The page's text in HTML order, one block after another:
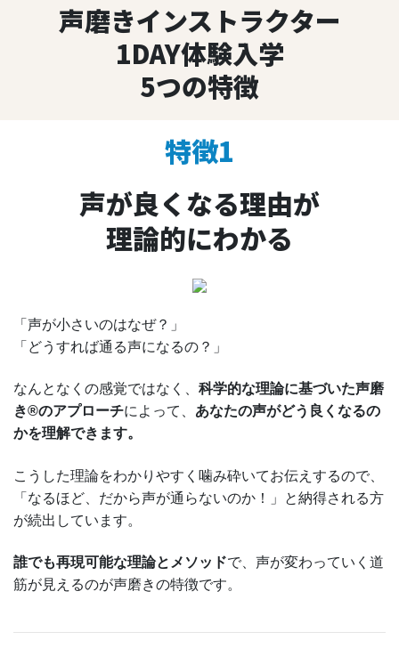
声磨きインストラクター
1DAY体験入学
5つの特徴
特徴1
声が良くなる理由が
理論的にわかる
「声が小さいのはなぜ？」
「どうすれば通る声になるの？」
なんとなくの感覚ではなく、 科学的な理論に基づいた声磨
き®のアプローチによって、 あなたの声がどう良くなるの
かを理解できます。
こうした理論をわかりやすく噛み砕いてお伝えするので、
「なるほど、だから声が通らないのか！」と納得される方
が続出しています。
誰でも再現可能な理論とメソッドで、声が変わっていく道
筋が見えるのが声磨きの特徴です。